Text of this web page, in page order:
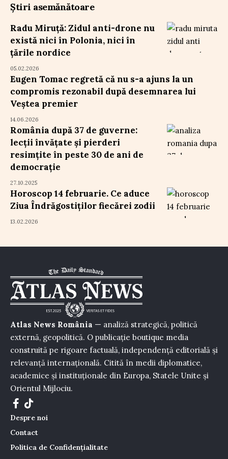
Știri asemănătoare
Radu Miruță: Zidul anti-drone nu
există nici în Polonia, nici în
țările nordice
05.02.2026
Eugen Tomac regretă că nu s-a ajuns la un
compromis rezonabil după desemnarea lui
Veștea premier
14.06.2026
România după 37 de guverne:
lecții învățate și pierderi
resimțite în peste 30 de ani de
democrație
27.10.2025
Horoscop 14 februarie. Ce aduce
Ziua Îndrăgostiților fiecărei zodii
13.02.2026
Atlas News România — analiză strategică, politică
externă, geopolitică. O publicație boutique media
construită pe rigoare factuală, independență editorială și
relevanță internațională. Citită în medii diplomatice,
academice și instituționale din Europa, Statele Unite și
Orientul Mijlociu.
Despre noi
Contact
Politica de Confidențialitate